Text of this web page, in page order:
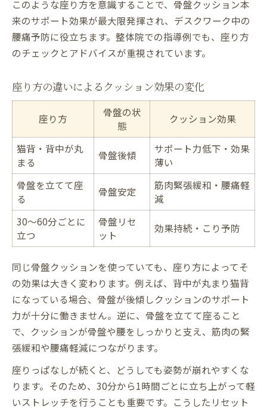
このような座り方を意識することで、骨盤クッション本
来のサポート効果が最大限発揮され、デスクワーク中の
腰痛予防に役立ちます。整体院での指導例でも、座り方
のチェックとアドバイスが重視されています。
座り方の違いによるクッション効果の変化
座り方
骨盤の状
態
クッション効果
猫背・背中が丸
まる
骨盤後傾
サポート力低下・効果
薄い
骨盤を立てて座
る
骨盤安定
筋肉緊張緩和・腰痛軽
減
30～60分ごとに
立つ
骨盤リセ
ット
効果持続・こり予防
同じ骨盤クッションを使っていても、座り方によってそ
の効果は大きく変わります。例えば、背中が丸まり猫背
になっている場合、骨盤が後傾しクッションのサポート
力が十分に働きません。逆に、骨盤を立てて座ること
で、クッションが骨盤や腰をしっかりと支え、筋肉の緊
張緩和や腰痛軽減につながります。
座りっぱなしが続くと、どうしても姿勢が崩れやすくな
ります。そのため、30分から1時間ごとに立ち上がって軽
いストレッチを行うことも重要です。こうしたリセット